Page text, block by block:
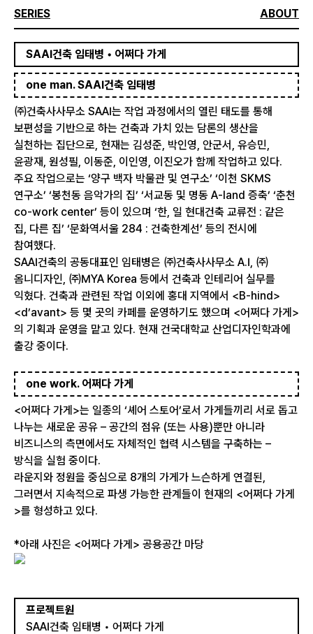
SERIES ABOUT
SAAI건축 임태병 • 어쩌다 가게
one man. SAAI건축 임태병
㈜건축사사무소 SAAI는 작업 과정에서의 열린 태도를 통해
보편성을 기반으로 하는 건축과 가치 있는 담론의 생산을
실천하는 집단으로, 현재는 김성준, 박인영, 안군서, 유승민,
윤광재, 원성필, 이동준, 이인영, 이진오가 함께 작업하고 있다.
주요 작업으로는 ‘양구 백자 박물관 및 연구소’ ‘이천 SKMS
연구소’ ‘봉천동 음악가의 집’ ‘서교동 및 명동 A-land 증축’ ‘춘천
co-work center’ 등이 있으며 ‘한, 일 현대건축 교류전 : 같은
집, 다른 집’ ‘문화역서울 284 : 건축한계선’ 등의 전시에
참여했다.
SAAI건축의 공동대표인 임태병은 ㈜건축사사무소 A.I, ㈜
옴니디자인, ㈜MYA Korea 등에서 건축과 인테리어 실무를
익혔다. 건축과 관련된 작업 이외에 홍대 지역에서 <B-hind>
<d’avant> 등 몇 곳의 카페를 운영하기도 했으며 <어쩌다 가게>
의 기획과 운영을 맡고 있다. 현재 건국대학교 산업디자인학과에
출강 중이다.
one work. 어쩌다 가게
<어쩌다 가게>는 일종의 ‘셰어 스토어’로서 가게들끼리 서로 돕고
나누는 새로운 공유 – 공간의 점유 (또는 사용)뿐만 아니라
비즈니스의 측면에서도 자체적인 협력 시스템을 구축하는 –
방식을 실험 중이다.
라운지와 정원을 중심으로 8개의 가게가 느슨하게 연결된,
그러면서 지속적으로 파생 가능한 관계들이 현재의 <어쩌다 가게
>를 형성하고 있다.
*아래 사진은 <어쩌다 가게> 공용공간 마당
프로젝트원
SAAI건축 임태병 • 어쩌다 가게